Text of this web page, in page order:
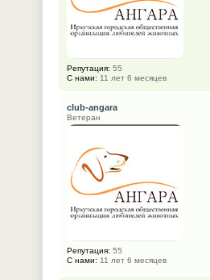
Репутация: 55
С нами: 11 лет 6 месяцев
club-angara
Ветеран
Репутация: 55
С нами: 11 лет 6 месяцев